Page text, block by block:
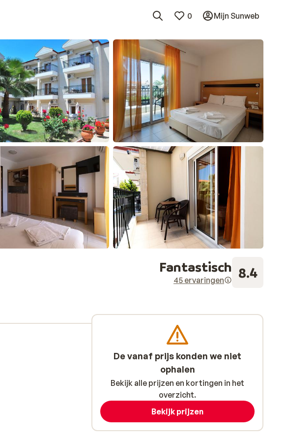
0 Mijn Sunweb
Fantastisch
45 ervaringen 8.4
De vanaf prijs konden we niet
ophalen
Bekijk alle prijzen en kortingen in het
overzicht.
Bekijk prijzen